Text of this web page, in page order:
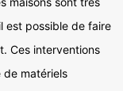
est possible de faire
Ces interventions
de matériels